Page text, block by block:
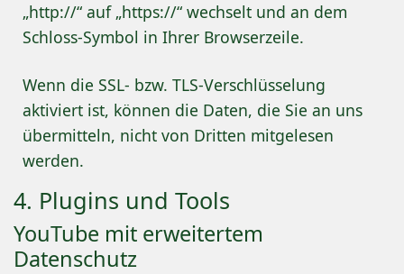
„http://“ auf „https://“ wechselt und an dem
Schloss-Symbol in Ihrer Browserzeile.
Wenn die SSL- bzw. TLS-Verschlüsselung
aktiviert ist, können die Daten, die Sie an uns
übermitteln, nicht von Dritten mitgelesen
werden.
4. Plugins und Tools
YouTube mit erweitertem
Datenschutz